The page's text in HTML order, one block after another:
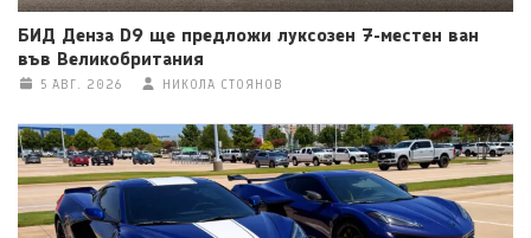
БИД Денза D9 ще предложи луксозен 7-местен ван
във Великобритания
5 АВГ. 2026 НИКОЛА СТОЯНОВ